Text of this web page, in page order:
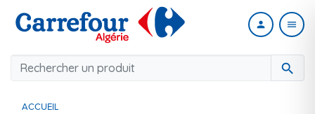
search
person menu
ACCUEIL